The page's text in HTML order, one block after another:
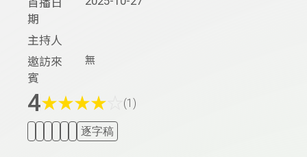
首播日
期
主持人
邀訪來
賓
無
4★★★★ (1)
逐字稿